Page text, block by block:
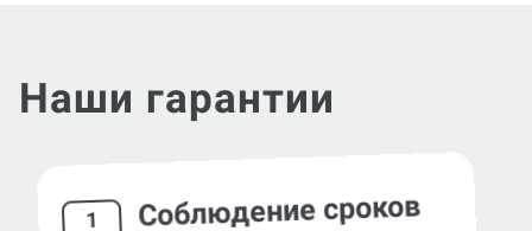
Наши гарантии
1 Соблюдение сроков